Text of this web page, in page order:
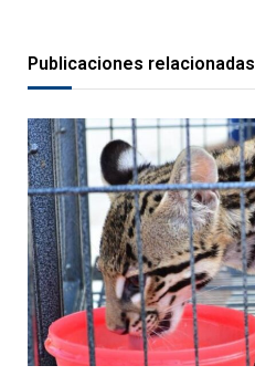
Publicaciones relacionadas